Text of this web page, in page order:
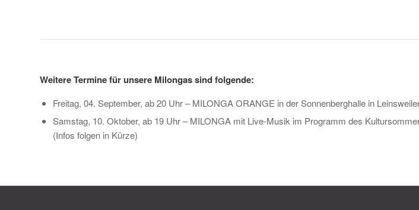
Weitere Termine für unsere Milongas sind folgende:
Freitag, 04. September, ab 20 Uhr – MILONGA ORANGE in der Sonnenberghalle in
Samstag, 10. Oktober, ab 19 Uhr – MILONGA mit Live-Musik im Programm des
(Infos folgen in Kürze)